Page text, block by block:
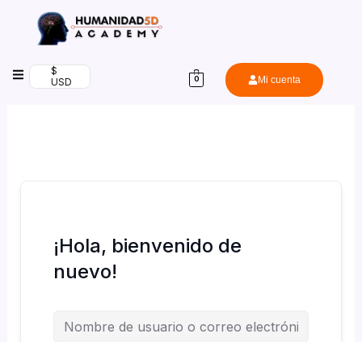
contenido
$
USD
0 Mi cuenta
¡Hola, bienvenido de
nuevo!